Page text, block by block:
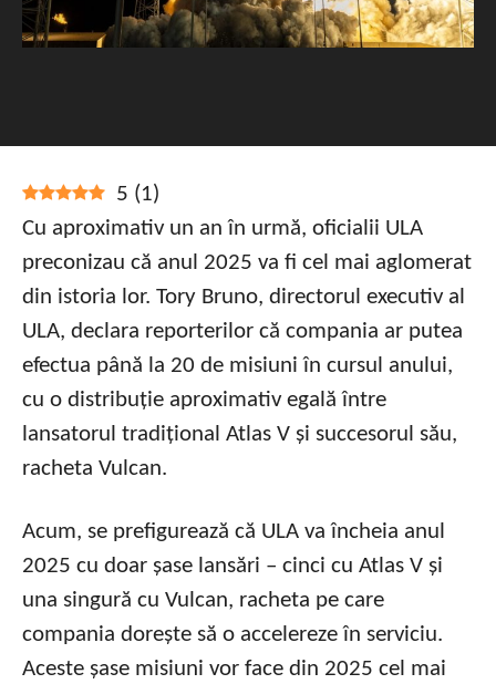
5 (1)
Cu aproximativ un an în urmă, oficialii ULA
preconizau că anul 2025 va fi cel mai aglomerat
din istoria lor. Tory Bruno, directorul executiv al
ULA, declara reporterilor că compania ar putea
efectua până la 20 de misiuni în cursul anului,
cu o distribuție aproximativ egală între
lansatorul tradițional Atlas V și succesorul său,
racheta Vulcan.
Acum, se prefigurează că ULA va încheia anul
2025 cu doar șase lansări – cinci cu Atlas V și
una singură cu Vulcan, racheta pe care
compania dorește să o accelereze în serviciu.
Aceste șase misiuni vor face din 2025 cel mai